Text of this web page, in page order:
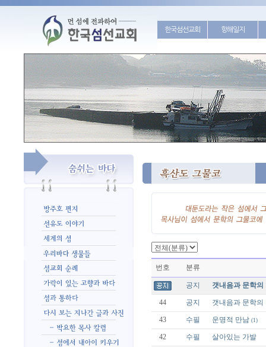
한국섬선교회 항해일지
번호 분류
공지 갯내음과 문학의
44 공지 갯내음과 문학의
43 수필 운명적 만남 (1)
42 수필 살아있는 가발